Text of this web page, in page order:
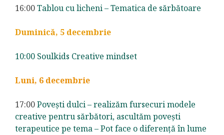
16:00Tablou cu licheni – Tematica de sărbătoare
Duminică, 5 decembrie
10:00 Soulkids Creative mindset
Luni, 6 decembrie
17:00Povești dulci – realizăm fursecuri modele
creative pentru sărbători, ascultăm povești
terapeutice pe tema – Pot face o diferență în lume